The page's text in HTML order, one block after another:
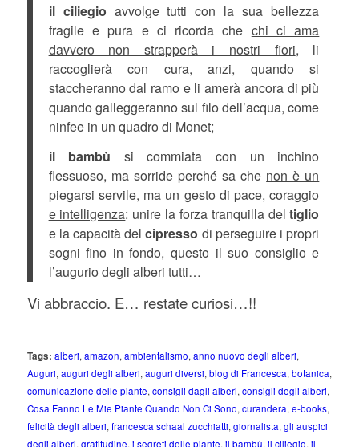
il ciliegio avvolge tutti con la sua bellezza
fragile e pura e ci ricorda che chi ci ama
davvero non strapperà i nostri fiori, li
raccoglierà con cura, anzi, quando si
staccheranno dal ramo e li amerà ancora di più
quando galleggeranno sul filo dell’acqua, come
ninfee in un quadro di Monet;
il bambù si commiata con un inchino
flessuoso, ma sorride perché sa che non è un
piegarsi servile, ma un gesto di pace, coraggio
e intelligenza: unire la forza tranquilla deltiglio
e la capacità delcipresso di perseguire i propri
sogni fino in fondo, questo il suo consiglio e
l’augurio degli alberi tutti…
Vi abbraccio. E… restate curiosi…!!
Tags: alberi,amazon,ambientalismo,anno nuovo degli alberi,
Auguri,auguri degli alberi,auguri diversi,blog di Francesca,botanica,
comunicazione delle piante,consigli dagli alberi,consigli degli alberi,
Cosa Fanno Le Mie Piante Quando Non Ci Sono,curandera,e-books,
felicità degli alberi,francesca schaal zucchiatti,giornalista,gli auspici
degli alberi, gratitudine, i segreti delle piante, il bambù, il ciliegio, il